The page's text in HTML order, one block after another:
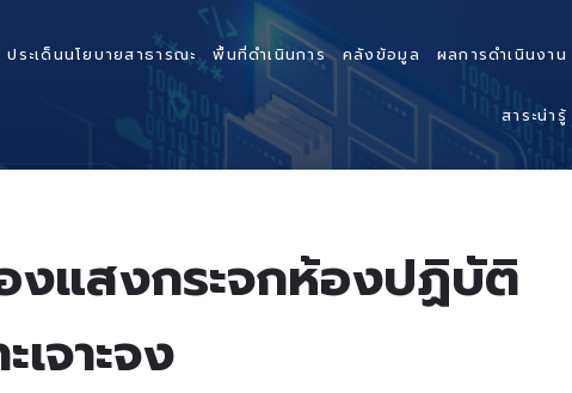
ประเด็นนโยบายสาธารณะ พื้นที่ดำเนินการ คลังข้อมูล ผลการดำเนินงาน
สาระน่ารู้
งแสงกระจกห้องปฏิบัติ
จาะจง